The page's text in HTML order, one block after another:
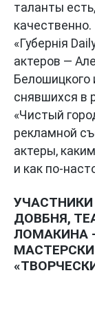
таланты
«Губернiя
актеров —
Белошицкого
снявшихся в
«Чистый
рекламной
актеры,
и как по-
ДОВБНЯ,
ЛОМАКИНА